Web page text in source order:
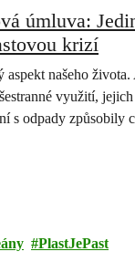
úmluva:
krizí
aspekt našeho
využití,
s odpady způsobily
PlastJePast